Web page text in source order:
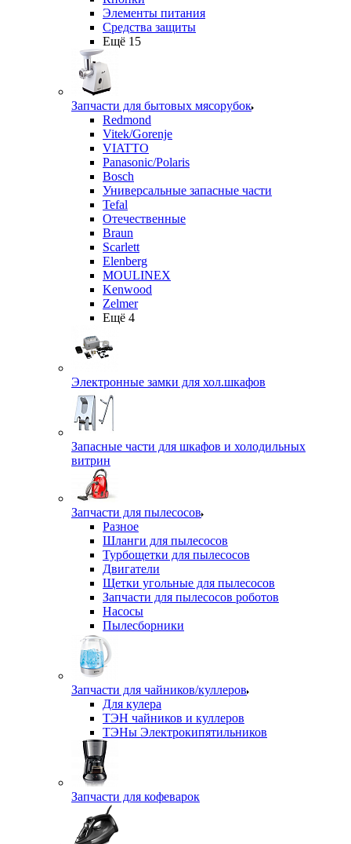
Элементы питания
Средства защиты
Ещё 15
Запчасти для бытовых мясорубок
Redmond
Vitek/Gorenje
VIATTO
Panasonic/Polaris
Bosch
Универсальные запасные части
Tefal
Отечественные
Braun
Scarlett
Elenberg
MOULINEX
Kenwood
Zelmer
Ещё 4
Электронные замки для хол.шкафов
Запасные части для шкафов и холодильных
витрин
Запчасти для пылесосов
Разное
Шланги для пылесосов
Турбощетки для пылесосов
Двигатели
Щетки угольные для пылесосов
Запчасти для пылесосов роботов
Насосы
Пылесборники
Запчасти для чайников/куллеров
Для кулера
ТЭН чайников и куллеров
ТЭНы Электрокипятильников
Запчасти для кофеварок